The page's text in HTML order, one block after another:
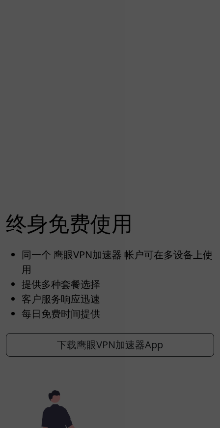
终身免费使用
同一个 鹰眼VPN加速器 帐户可在多设备上使
用
提供多种套餐选择
客户服务响应迅速
每日免费时间提供
下载鹰眼VPN加速器App